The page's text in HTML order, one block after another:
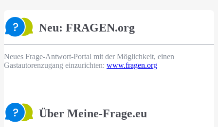
Neu: FRAGEN.org
Neues Frage-Antwort-Portal mit der Möglichkeit, einen
Gastautorenzugang einzurichten: www.fragen.org
Über Meine-Frage.eu